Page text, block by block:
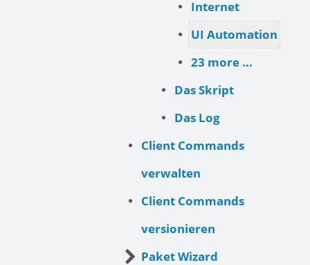
Internet
UI Automation
23 more ...
Das Skript
Das Log
Client Commands
verwalten
Client Commands
versionieren
Paket Wizard